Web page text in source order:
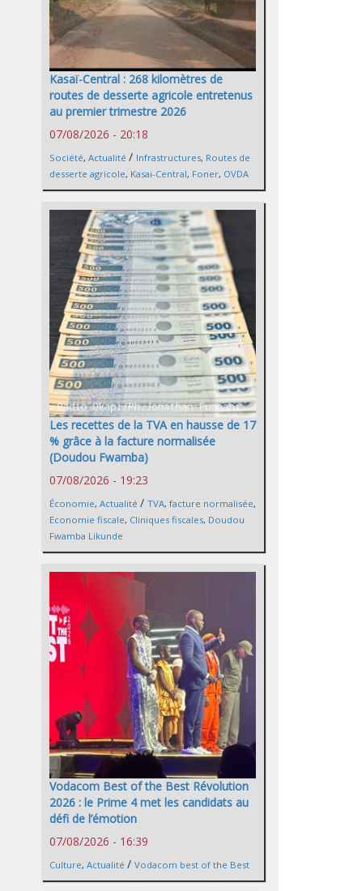
Kasaï-Central : 268 kilomètres de
routes de desserte agricole entretenus
au premier trimestre 2026
07/08/2026 - 20:18
Société, Actualité / Infrastructures, Routes de
desserte agricole, Kasai-Central, Foner, OVDA
Les recettes de la TVA en hausse de 17
% grâce à la facture normalisée
(Doudou Fwamba)
07/08/2026 - 19:23
Économie, Actualité / TVA, facture normalisée,
Economie fiscale, Cliniques fiscales, Doudou
Fwamba Likunde
Vodacom Best of the Best Révolution
2026 : le Prime 4 met les candidats au
défi de l’émotion
07/08/2026 - 16:39
Culture, Actualité / Vodacom best of the Best